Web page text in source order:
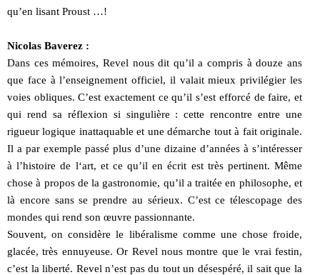
qu’en lisant Proust …!
Nicolas Baverez :
Dans ces mémoires, Revel nous dit qu’il a compris à douze ans
que face à l’enseignement officiel, il valait mieux privilégier les
voies obliques. C’est exactement ce qu’il s’est efforcé de faire, et
qui rend sa réflexion si singulière : cette rencontre entre une
rigueur logique inattaquable et une démarche tout à fait originale.
Il a par exemple passé plus d’une dizaine d’années à s’intéresser
à l’histoire de l‘art, et ce qu’il en écrit est très pertinent. Même
chose à propos de la gastronomie, qu’il a traitée en philosophe, et
là encore sans se prendre au sérieux. C’est ce télescopage des
mondes qui rend son œuvre passionnante.
Souvent, on considère le libéralisme comme une chose froide,
glacée, très ennuyeuse. Or Revel nous montre que le vrai festin,
c’est la liberté. Revel n’est pas du tout un désespéré, il sait que la